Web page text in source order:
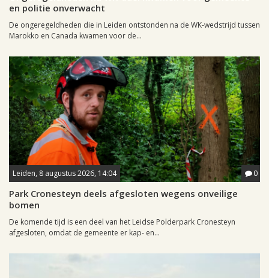
en politie onverwacht
De ongeregeldheden die in Leiden ontstonden na de WK-wedstrijd tussen
Marokko en Canada kwamen voor de...
Leiden, 8 augustus 2026, 14:04 0
Park Cronesteyn deels afgesloten wegens onveilige
bomen
De komende tijd is een deel van het Leidse Polderpark Cronesteyn
afgesloten, omdat de gemeente er kap- en...